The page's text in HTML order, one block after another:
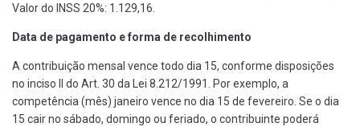
Valor do INSS 20%: 1.129,16.
Data de pagamento e forma de recolhimento
A contribuição mensal vence todo dia 15, conforme disposições
no inciso II do Art. 30 da Lei 8.212/1991. Por exemplo, a
competência (mês) janeiro vence no dia 15 de fevereiro. Se o dia
15 cair no sábado, domingo ou feriado, o contribuinte poderá